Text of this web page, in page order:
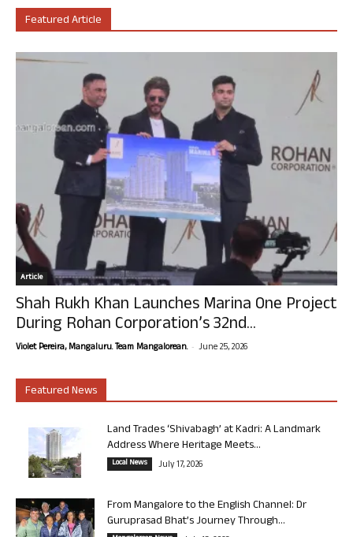
Featured Article
Article
Shah Rukh Khan Launches Marina One Project
During Rohan Corporation’s 32nd...
Violet Pereira, Mangaluru. Team Mangalorean. - June 25, 2026
Featured News
Land Trades ‘Shivabagh’ at Kadri: A Landmark
Address Where Heritage Meets...
Local News July 17, 2026
From Mangalore to the English Channel: Dr
Guruprasad Bhat’s Journey Through...